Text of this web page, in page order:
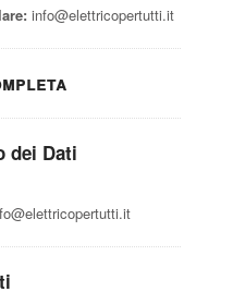
info@elettricopertutti.it
dei Dati